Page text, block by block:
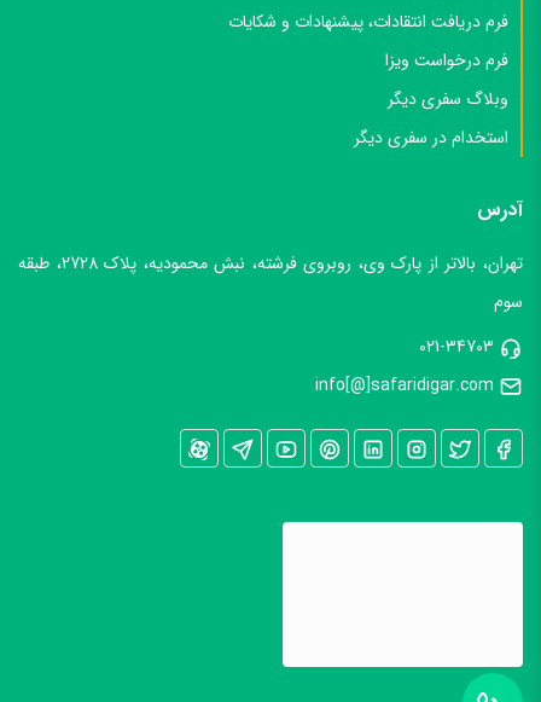
فرم دریافت انتقادات، پیشنهادات و شکایات
فرم درخواست ویزا
وبلاگ سفری دیگر
استخدام در سفری دیگر
آدرس
تهران، بالاتر از پارک وی، روبروی فرشته، نبش محمودیه، پلاک 2728، طبقه
سوم
021-34703
info[@]safaridigar.com